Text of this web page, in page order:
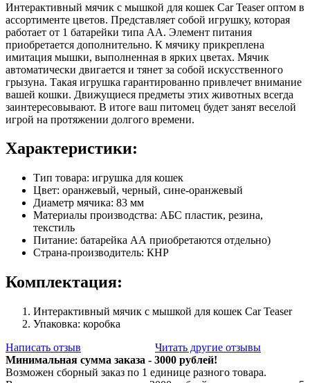
Интерактивный мячик с мышкой для кошек Car Teaser оптом в
ассортименте цветов. Представляет собой игрушку, которая
работает от 1 батарейки типа АА. Элемент питания
приобретается дополнительно. К мячику прикреплена
имитация мышки, выполненная в ярких цветах. Мячик
автоматически двигается и тянет за собой искусственного
грызуна. Такая игрушка гарантированно привлечет внимание
вашей кошки. Движущиеся предметы этих животных всегда
заинтересовывают. В итоге ваш питомец будет занят веселой
игрой на протяжении долгого времени.
Характеристики:
Тип товара: игрушка для кошек
Цвет: оранжевый, черный, сине-оранжевый
Диаметр мячика: 83 мм
Материалы производства: АБС пластик, резина,
текстиль
Питание: батарейка АА приобретаются отдельно)
Страна-производитель: КНР
Комплектация:
Интерактивный мячик с мышкой для кошек Car Teaser
Упаковка: коробка
Написать отзыв
Читать другие отзывы
Минимальная сумма заказа - 3000 рублей!
Возможен сборный заказ по 1 единице разного товара.